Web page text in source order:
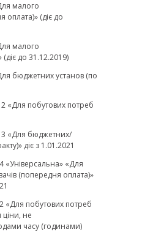
малого
оплата)» (діє до
малого
до 31.12.2019)
бюджетних установ (по
«Для побутових потреб
«Для бюджетних/
діє з 1.01.2021
«Для
(попередня оплата)»
«Для побутових потреб
ціни, не
часу (годинами)